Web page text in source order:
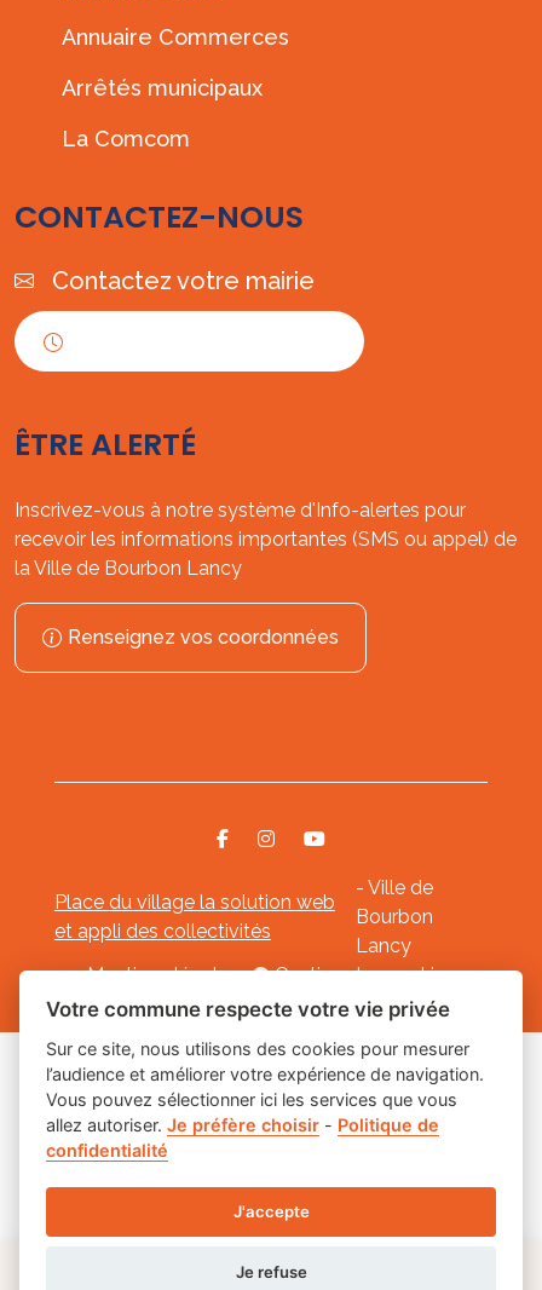
Annuaire Commerces
Arrêtés municipaux
La Comcom
CONTACTEZ-NOUS
Contactez votre mairie
ÊTRE ALERTÉ
Inscrivez-vous à notre système d'Info-alertes pour
recevoir les informations importantes (SMS ou appel) de
la Ville de Bourbon Lancy
Renseignez vos coordonnées
Place du village la solution web
et appli des collectivités
- Ville de
Bourbon
Lancy
Mentions légales- Gestion des cookies
Les labels
Votre commune respecte votre vie privée
Sur ce site, nous utilisons des cookies pour mesurer
l’audience et améliorer votre expérience de navigation.
Vous pouvez sélectionner ici les services que vous
allez autoriser.Je préfère choisir - Politique de
confidentialité
J'accepte
Je refuse